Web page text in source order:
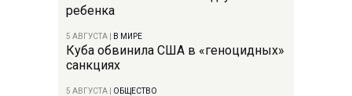
ребенка
5 АВГУСТА В МИРЕ
Куба обвинила США в «геноцидных»
санкциях
5 АВГУСТА ОБЩЕСТВО